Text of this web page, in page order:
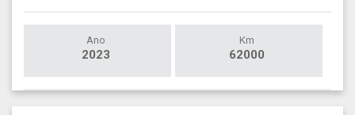
Ano
2023
Km
62000